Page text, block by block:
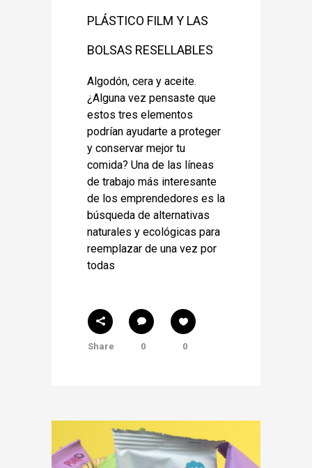
PLÁSTICO FILM Y LAS
BOLSAS RESELLABLES
Algodón, cera y aceite.
¿Alguna vez pensaste que
estos tres elementos
podrían ayudarte a proteger
y conservar mejor tu
comida? Una de las líneas
de trabajo más interesante
de los emprendedores es la
búsqueda de alternativas
naturales y ecológicas para
reemplazar de una vez por
todas
Share 0 0